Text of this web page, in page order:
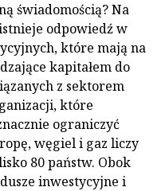
świadomością? Na
odpowiedź w
które mają na
kapitałem do
z sektorem
które
ograniczyć
węgiel i gaz liczy
80 państw. Obok
inwestycyjne i